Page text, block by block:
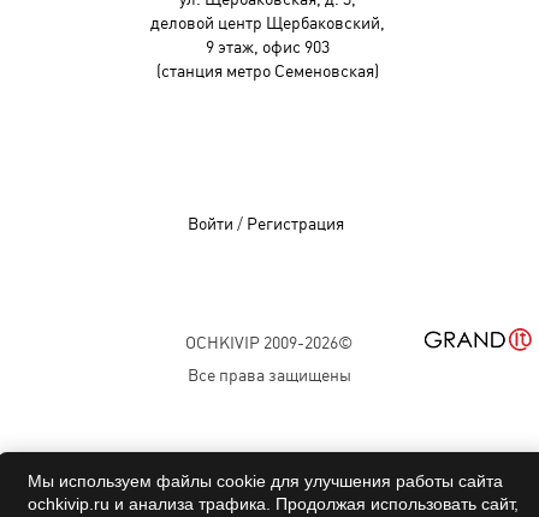
деловой центр Щербаковский,
9 этаж, офис 903
(станция метро Семеновская)
Войти / Регистрация
OCHKIVIP 2009-2026©
Все права защищены
Мы используем файлы cookie для улучшения работы сайта
ochkivip.ru и анализа трафика. Продолжая использовать сайт,